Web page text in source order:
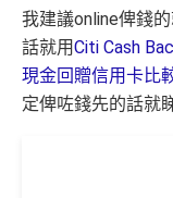
我建議online俾錢的
話就用Citi Cash
現金回贈信用卡比
定俾咗錢先的話就